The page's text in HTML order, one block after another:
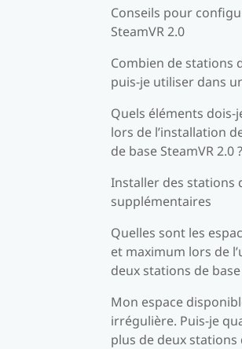
Conseils pour
SteamVR 2.0
Combien de stations
puis-je utiliser dans
Quels éléments
lors de l’installation
de base SteamVR 2.0 ?
Installer des stations
supplémentaires
Quelles sont les
et maximum lors de
deux stations de base
Mon espace
irrégulière. Puis-je
plus de deux stations